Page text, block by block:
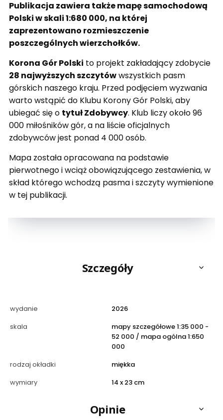
Publikacja zawiera także mapę samochodową
Polski w skali 1:680 000, na której
zaprezentowano rozmieszczenie
poszczególnych wierzchołków.
Korona Gór Polski to projekt zakładający zdobycie
28 najwyższych szczytówwszystkich pasm
górskich naszego kraju. Przed podjęciem wyzwania
warto wstąpić do Klubu Korony Gór Polski, aby
ubiegać się o tytuł Zdobywcy. Klub liczy około 96
000 miłośników gór, a na liście oficjalnych
zdobywców jest ponad 4 000 osób.
Mapa została opracowana na podstawie
pierwotnego i wciąż obowiązującego zestawienia, w
skład którego wchodzą pasma i szczyty wymienione
w tej publikacji.
Szczegóły
wydanie
2026
skala
mapy szczegółowe 1:35 000 -
52 000 / mapa ogólna 1:650
000
rodzaj okładki
miękka
wymiary
14 x 23 cm
Opinie